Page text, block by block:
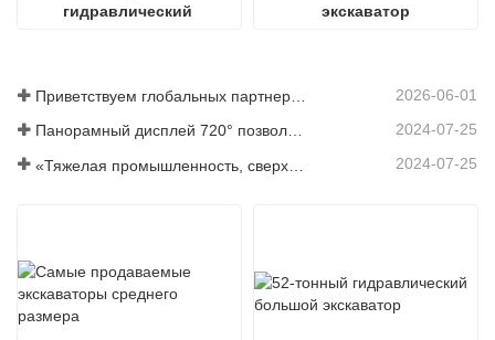
гидравлический
экскаватор
2026-06-01
Панорамный дисплей 720° позволяет понять все аспекты продукта. 2024-07-25
2024-07-25